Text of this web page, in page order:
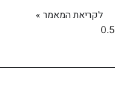
לקריאת המאמר »